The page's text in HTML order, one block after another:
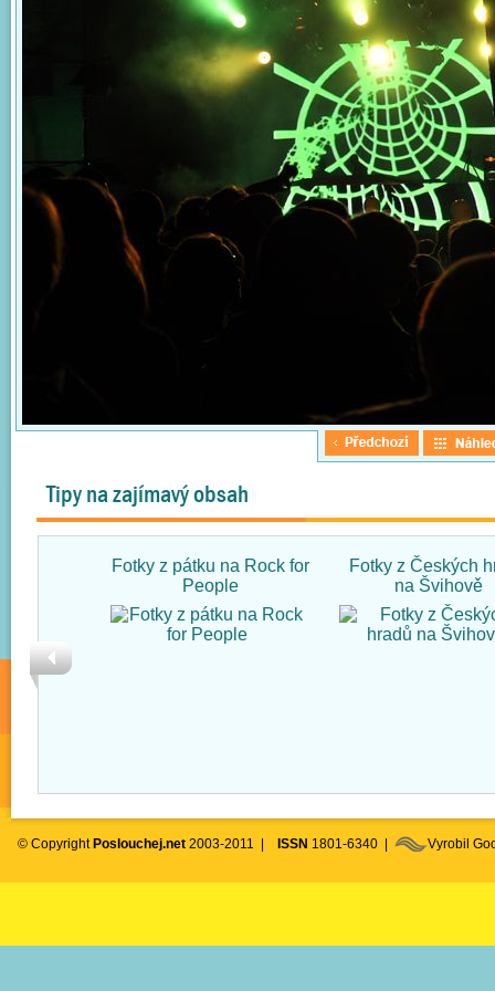
Tipy na zajímavý obsah
Fotky z pátku na Rock for
People
Fotky z Českých
na Švihově
© Copyright Poslouchej.net 2003-2011 | ISSN 1801-6340 | Vyrobil